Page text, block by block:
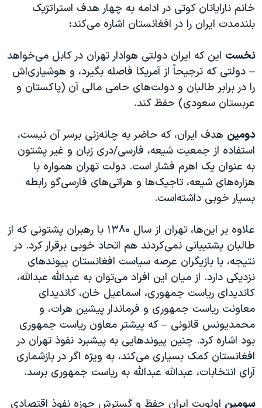
خانم نارایانان کوتی در ادامه به چهار هدف استراتژیک
بلندمدت ایران را در افغانستان اشاره می‌کند:
نخست این که ایران دولتی هوادار تهران در کابل می‌خواهد
– دولتی که ترجیحاً از آمریکا فاصله بگیرد، و هوشیاری‌اش
را در برابر طالبان و دولت‌های حامی مالی آن (پاکستان و
عربستان سعودی) حفظ کند.
دومین هدف ایران، که حاضر به چانه‌زنی برسر آن نیست،
استفاده از جمعیت شیعه، فارسی/دری زبان و غیر پشتون
به عنوان یک اهرم فشار است. دولت تهران همواره با
هزاره‌های شیعه، تاجیک‌ها و هراتی‌های فارسی‌گو رابطه
بسیار خوبی داشته‌است.
علاوه بر این‌ها، تهران از سال ۱۳۸۰ با رهبران پشتونی که از
طالبان پشتیبانی نمی‌کردند هم اتحاد خوبی برقرار کرد. در
نتیجه، با بازیگران عرصه سیاست افغانستان پیوندهای
نزدیکی دارد. از میان این افراد می‌توان به عبدالله عبدالله،
کاندیدای ریاست جمهوری، اسماعیل خان، کاندیدای
معاونت ریاست جمهوری و فرماندار پیشین هرات، و
محمدیونس قانونی – که پیشتر معاون ریاست جمهوری
بود اشاره کرد. چنین پیوندهایی به پیشبرد نفوذ تهران در
افغانستان کمک بسیاری می‌کند، به ویژه اگر در بازشماری
آرای انتخابات، عبدالله عبدالله به ریاست جمهوری برسد.
سومین اولویت ایران حفظ و گسترش حوزه نفوذ اقتصادی